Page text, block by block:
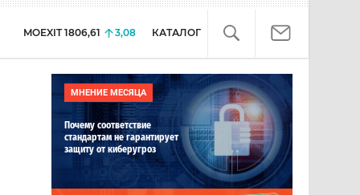
MOEXIT 1806,61 3,08 КАТАЛОГ
МНЕНИЕ МЕСЯЦА
Почему соответствие
стандартам не гарантирует
защиту от киберугроз